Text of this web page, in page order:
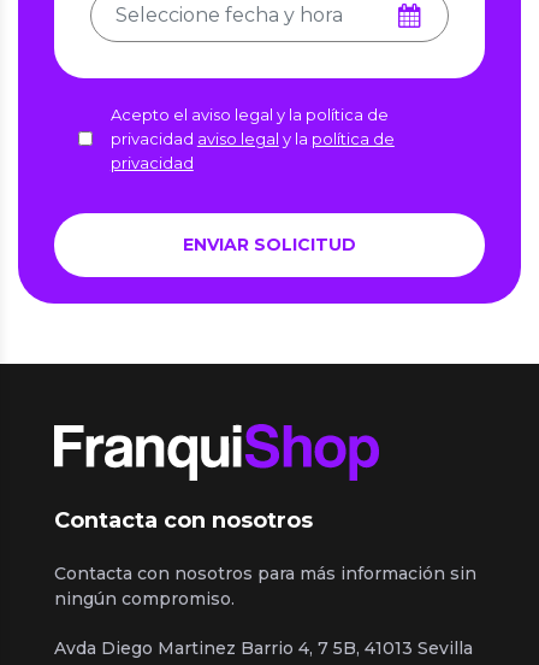
Acepto el aviso legal y la política de
privacidad aviso legal y la política de
privacidad
Contacta con nosotros
Contacta con nosotros para más información sin
ningún compromiso.
Avda Diego Martinez Barrio 4, 7 5B, 41013 Sevilla